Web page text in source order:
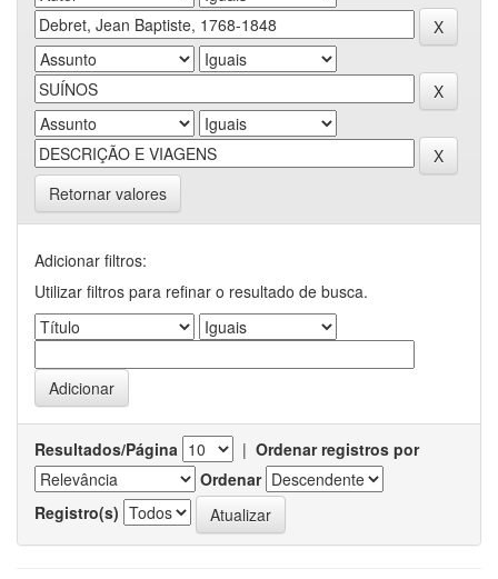
Retornar valores
Adicionar filtros:
Utilizar filtros para refinar o resultado de busca.
Resultados/Página | Ordenar registros por
Ordenar
Registro(s)